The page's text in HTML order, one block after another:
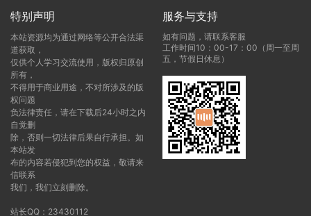
特别声明
本站资源均为通过网络等公开合法渠
道获取，
仅供个人学习交流使用，版权归原创
所有，
不得用于商业用途，不对所涉及的版
权问题
负法律责任，请在下载后24小时之内
自觉删
除，否则一切法律后果自行承担。如
本站发
布的内容若侵犯到您的权益，敬请来
信联系
我们，我们立刻删除。
站长QQ：23430112
服务与支持
如有问题，请联系客服
工作时间10：00-17：00（周一至周
五，节假日休息）